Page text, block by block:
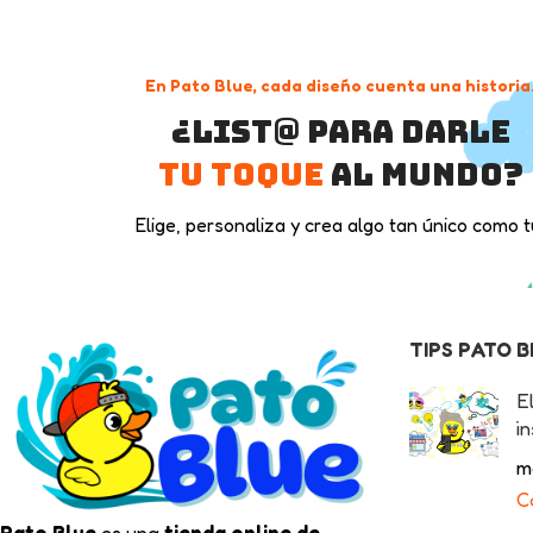
En Pato Blue, cada diseño cuenta una
¿List@ para darle
tu toque al mundo?
Elige, personaliza y crea algo tan único como
TIPS PATO